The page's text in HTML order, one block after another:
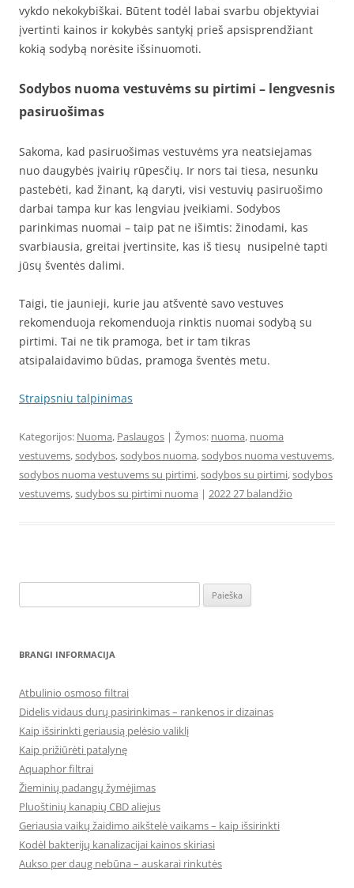
vykdo nekokybiškai. Būtent todėl labai svarbu objektyviai
įvertinti kainos ir kokybės santykį prieš apsisprendžiant
kokią sodybą norėsite išsinuomoti.
Sodybos nuoma vestuvėms su pirtimi – lengvesnis
pasiruošimas
Sakoma, kad pasiruošimas vestuvėms yra neatsiejamas
nuo daugybės įvairių rūpesčių. Ir nors tai tiesa, nesunku
pastebėti, kad žinant, ką daryti, visi vestuvių pasiruošimo
darbai tampa kur kas lengviau įveikiami. Sodybos
parinkimas nuomai – taip pat ne išimtis: žinodami, kas
svarbiausia, greitai įvertinsite, kas iš tiesų nusipelnė tapti
jūsų šventės dalimi.
Taigi, tie jaunieji, kurie jau atšventė savo vestuves
rekomenduoja rekomenduoja rinktis nuomai sodybą su
pirtimi. Tai ne tik pramoga, bet ir tam tikras
atsipalaidavimo būdas, pramoga šventės metu.
Straipsniu talpinimas
Kategorijos: Nuoma, Paslaugos | Žymos: nuoma, nuoma
vestuvems,sodybos,sodybos nuoma,sodybos nuoma vestuvems,
sodybos nuoma vestuvems su pirtimi,sodybos su pirtimi,sodybos
vestuvems,sudybos su pirtimi nuoma | 2022 27 balandžio
BRANGI INFORMACIJA
Atbulinio osmoso filtrai
Didelis vidaus durų pasirinkimas – rankenos ir dizainas
Kaip išsirinkti geriausią pelėsio valiklį
Kaip prižiūrėti patalynę
Aquaphor filtrai
Žieminių padangų žymėjimas
Pluoštinių kanapių CBD aliejus
Geriausia vaikų žaidimo aikštelė vaikams – kaip išsirinkti
Kodėl bakterijų kanalizacijai kainos skiriasi
Aukso per daug nebūna – auskarai rinkutės